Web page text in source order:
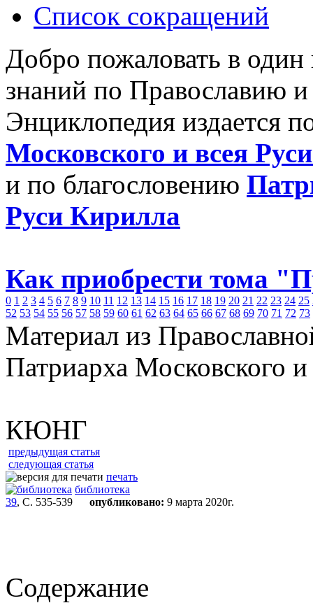
Список сокращений
Добро пожаловать в
знаний по Православию
Энциклопедия издается
Московского и всея
и по благословению
Руси Кирилла
Как приобрести тома
0 1 2 3 4 5 6 7 8 9 10 11 12 13 14 15 16 17 18 19 20 21 22 23 24 25
52 53 54 55 56 57 58 59 60 61 62 63 64 65 66 67 68 69 70 71 72 73
Материал из
Патриарха Московского
КЮНГ
предыдущая статья
следующая статья
печать
библиотека
39, С. 535-539 опубликовано: 9 марта 2020г.
Содержание